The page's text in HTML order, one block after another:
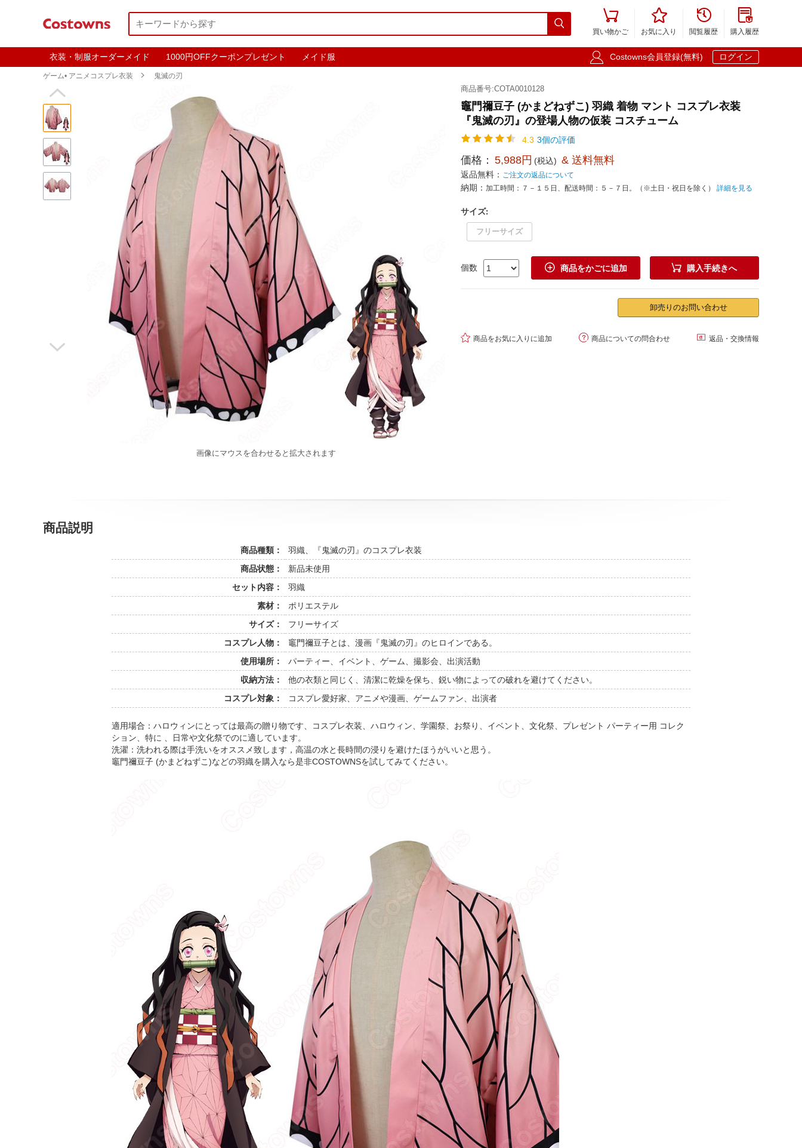


買い物かご

お気に入り

閲覧履歴

購入履歴
衣装・制服オーダーメイド 1000円OFFクーポンプレゼント メイド服  Costowns会員登録(無料) ログイン
ゲーム• アニメコスプレ衣装  鬼滅の刃


画像にマウスを合わせると拡大されます
商品番号:COTA0010128
竈門禰豆子 (かまどねずこ) 羽織 着物 マント コスプレ衣装
『鬼滅の刃』の登場人物の仮装 コスチューム
    
 4.3 3個の評価
価格： 5,988円 (税込) & 送料無料
返品無料： ご注文の返品について
納期： 加工時間：７－１５日、配送時間：５－７日。（※土日・祝日を除く） 詳細を見る
サイズ:
フリーサイズ
個数  商品をかごに追加  購入手続きへ
卸売りのお問い合わせ
 商品をお気に入りに追加  商品についての問合わせ  返品・交換情報
商品説明
商品種類：
羽織、『鬼滅の刃』のコスプレ衣装
商品状態：
新品未使用
セット内容：
羽織
素材：
ポリエステル
サイズ：
フリーサイズ
コスプレ人物：
竈門禰豆子とは、漫画『鬼滅の刃』のヒロインである。
使用場所：
パーティー、イベント、ゲーム、撮影会、出演活動
収納方法：
他の衣類と同じく、清潔に乾燥を保ち、鋭い物によっての破れを避けてください。
コスプレ対象：
コスプレ愛好家、アニメや漫画、ゲームファン、出演者
適用場合：ハロウィンにとっては最高の贈り物です、コスプレ衣装、ハロウィン、学園祭、お祭り、イベント、文化祭、プレゼント パーティー用 コレク
ション、特に 、日常や文化祭でのに適しています。
洗濯：洗われる際は手洗いをオススメ致します，高温の水と長時間の浸りを避けたほうがいいと思う。
竈門禰豆子 (かまどねずこ)などの羽織を購入なら是非COSTOWNSを試してみてください。